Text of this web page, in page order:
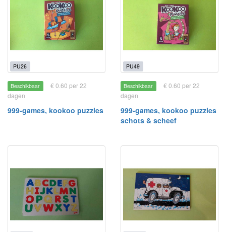
PU26
Beschikbaar
€ 0.60 per 22
dagen
999-games, kookoo puzzles
PU49
Beschikbaar
€ 0.60 per 22
dagen
999-games, kookoo puzzles
schots & scheef